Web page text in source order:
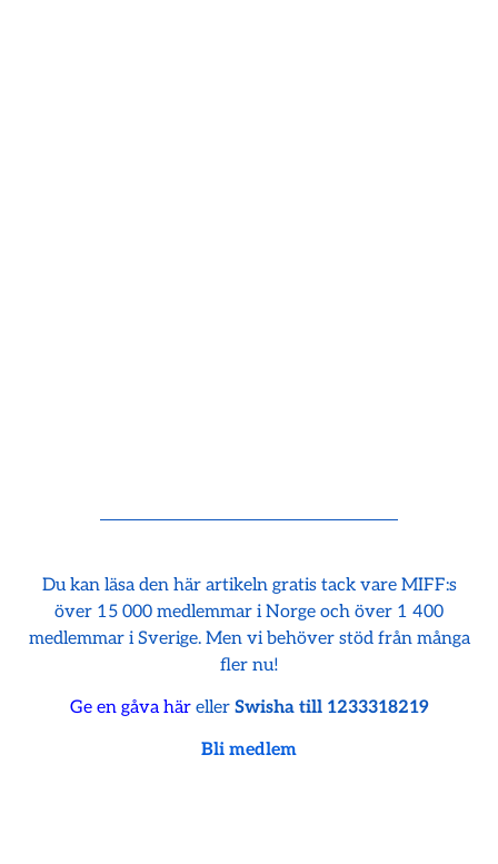
Du kan läsa den här artikeln gratis tack vare MIFF:s
över 15 000 medlemmar i Norge och över 1 400
medlemmar i Sverige. Men vi behöver stöd från många
fler nu!
Ge en gåva häreller Swisha till 1233318219
Bli medlem